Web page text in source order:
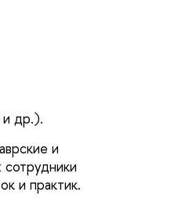
др.).
и
и практик.